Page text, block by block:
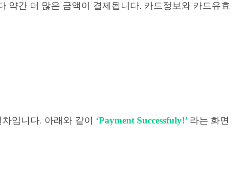
약간 더 많은 금액이 결제됩니다. 카드정보와 카드유효
입니다. 아래와 같이 ‘Payment Successfuly!’ 라는 화면